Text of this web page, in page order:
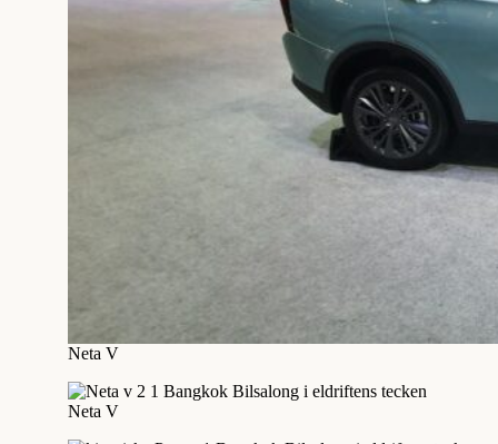
Neta V
Neta V